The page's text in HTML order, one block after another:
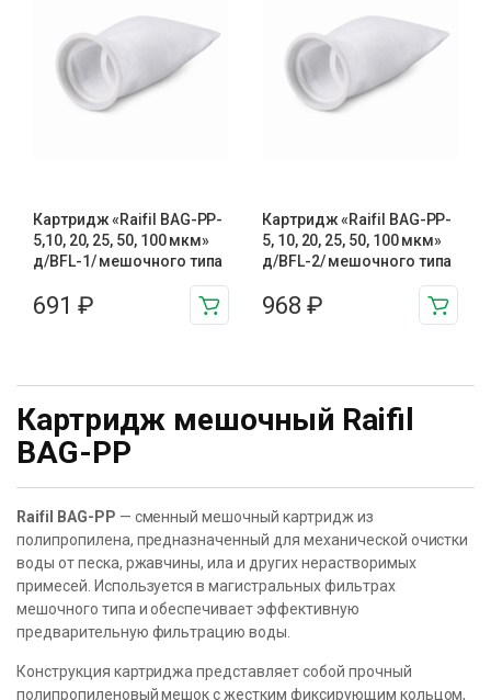
Картридж «Raifil BAG-PP-
5,10, 20, 25, 50, 100 мкм»
д/BFL-1/ мешочного типа
691 ₽
Картридж «Raifil BAG-PP-
5, 10, 20, 25, 50, 100 мкм»
д/BFL-2/ мешочного типа
968 ₽
Картридж мешочный Raifil
BAG-PP
Raifil BAG-PP — сменный мешочный картридж из
полипропилена, предназначенный для механической очистки
воды от песка, ржавчины, ила и других нерастворимых
примесей. Используется в магистральных фильтрах
мешочного типа и обеспечивает эффективную
предварительную фильтрацию воды.
Конструкция картриджа представляет собой прочный
полипропиленовый мешок с жестким фиксирующим кольцом,